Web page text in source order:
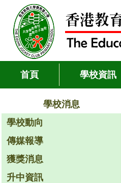
首頁 學校資訊
學校消息
學校動向
傳媒報導
獲獎消息
升中資訊